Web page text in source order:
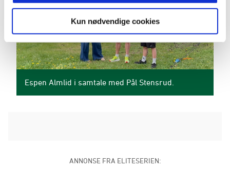
Kun nødvendige cookies
Espen Almlid i samtale med Pål Stensrud.
ANNONSE FRA ELITESERIEN: